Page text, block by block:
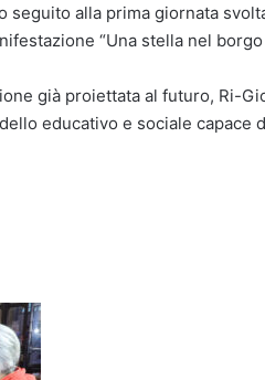
seguito alla prima giornata
“Una stella nel borgo
già proiettata al futuro, Ri-
educativo e sociale capace